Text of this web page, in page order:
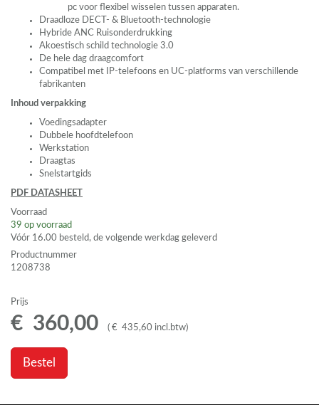
pc voor flexibel wisselen tussen apparaten.
Draadloze DECT - & Bluetooth-technologie
Hybride ANC Ruisonderdrukking
Akoestisch schild technologie 3.0
De hele dag draagcomfort
Compatibel met IP-telefoons en UC-platforms van verschillende
fabrikanten
Inhoud verpakking
Voedingsadapter
Dubbele hoofdtelefoon
Werkstation
Draagtas
Snelstartgids
PDF DATASHEET
Voorraad
39 op voorraad
Vóór 16.00 besteld, de volgende werkdag geleverd
Productnummer
1208738
Prijs
€ 360,00 ( € 435,60 incl.btw)
Bestel